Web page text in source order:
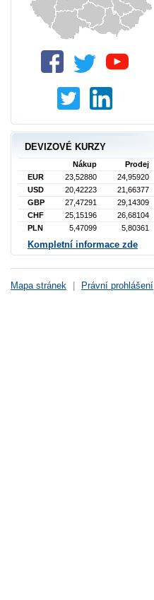
DEVIZOVÉ KURZY
Nákup
Prodej
EUR
23,52880
24,95920
USD
20,42223
21,66377
GBP
27,47291
29,14309
CHF
25,15196
26,68104
PLN
5,47099 5,80361
Kompletní informace zde
Mapa stránek Právní prohlášení